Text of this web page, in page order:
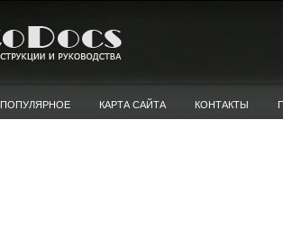
ПОПУЛЯРНОЕ КАРТА САЙТА КОНТАКТЫ